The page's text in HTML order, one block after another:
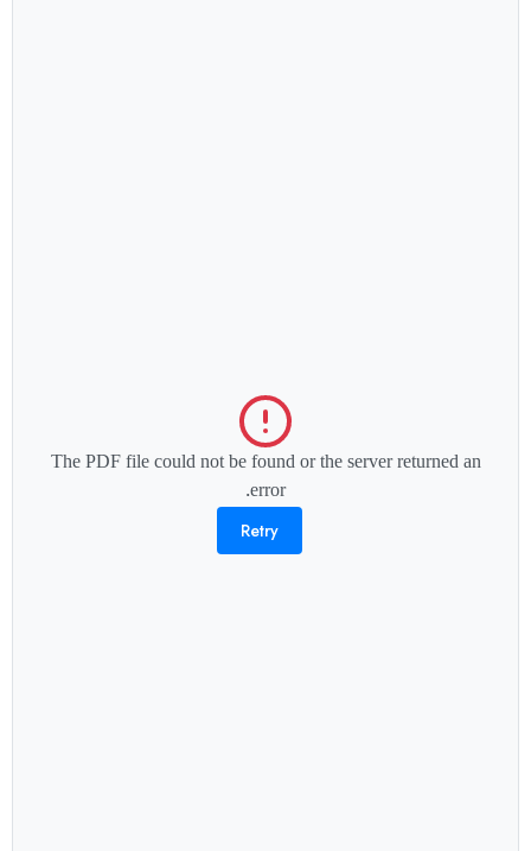
The PDF file could not be found or the server returned an
error.
Retry